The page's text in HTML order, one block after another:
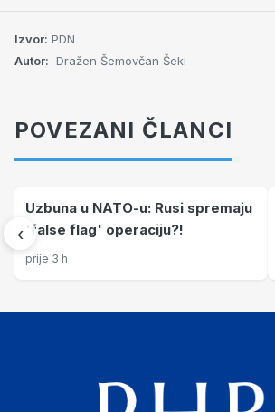
Izvor: PDN
Autor: Dražen Šemovčan Šeki
POVEZANI ČLANCI
‹
Uzbuna u NATO-u: Rusi spremaju
'false flag' operaciju?!
prije 3 h